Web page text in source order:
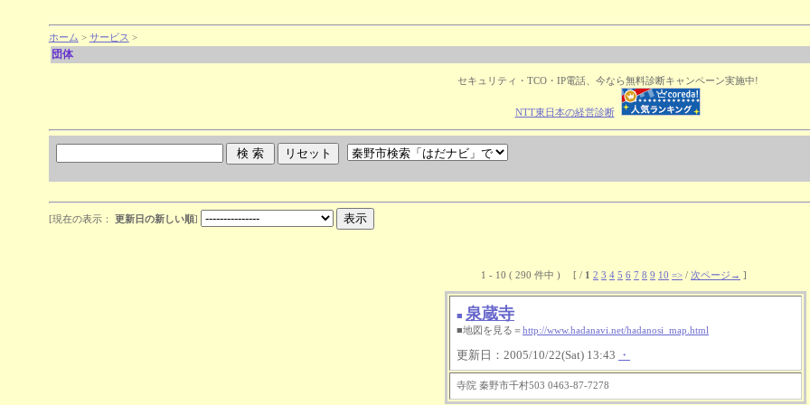
ホーム > サービス >
団体
セキュリティ・TCO・IP電話、今なら無料診断キャンペーン実施中!
NTT東日本の経営診断
[現在の表示： 更新日の新しい順]
1 - 10 ( 290 件中 ) [ / 1 2 3 4 5 6 7 8 9 10 => / 次ページ→ ]
■ 泉蔵寺
■地図を見る＝http://www.hadanavi.net/hadanosi_map.html
更新日：2005/10/22(Sat) 13:43 ・
寺院 秦野市千村503 0463-87-7278